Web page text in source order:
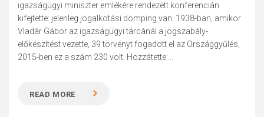
igazságügyi miniszter emlékére rendezett konferencián
kifejtette: jelenleg jogalkotási dömping van. 1938-ban, amikor
Vladár Gábor az igazságügyi tárcánál a jogszabály-
előkészítést vezette, 39 törvényt fogadott el az Országgyűlés,
2015-ben ez a szám 230 volt. Hozzátette:...
READ MORE